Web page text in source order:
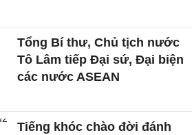
Tổng Bí thư, Chủ tịch nước
Tô Lâm tiếp Đại sứ, Đại biện
các nước ASEAN
Tiếng khóc chào đời đánh